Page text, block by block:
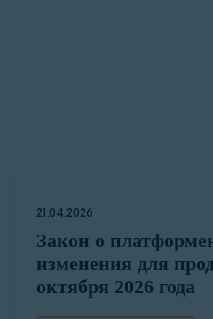
21.04.2026
Закон о
изменения для
октября 2026 года